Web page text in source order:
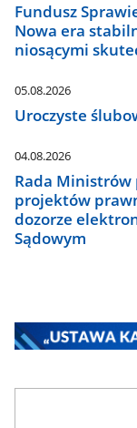
Fundusz
Nowa era
niosącymi
05.08.2026
Uroczyste
04.08.2026
Rada Ministrów
projektów
dozorze
Sądowym